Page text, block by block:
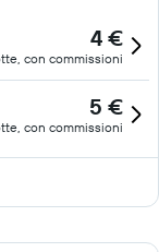
4 €
con commissioni
5 €
con commissioni